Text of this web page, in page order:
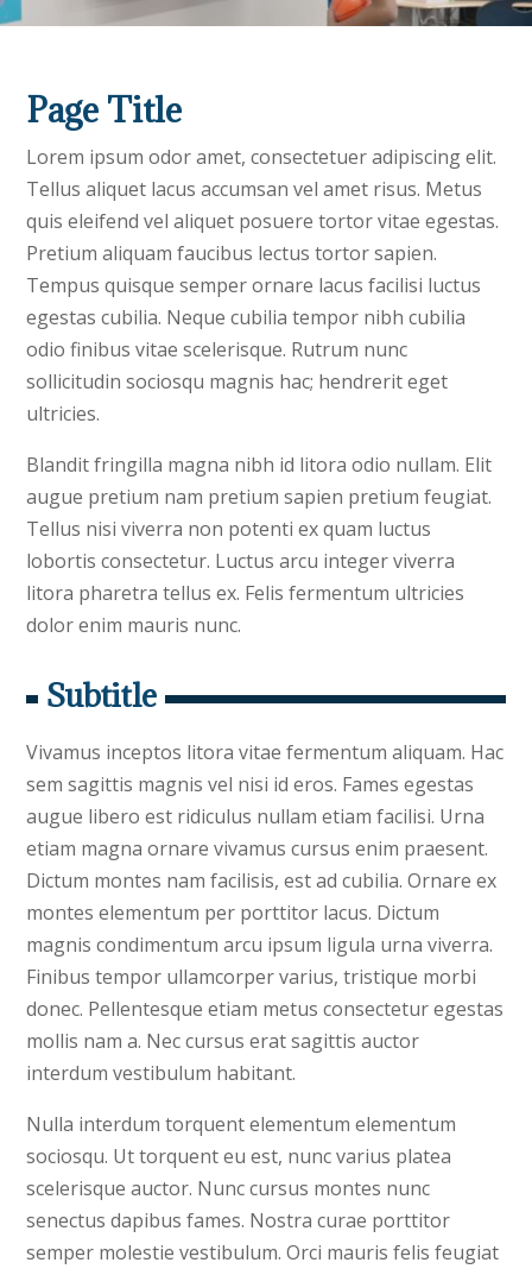
Page Title
Lorem ipsum odor amet, consectetuer adipiscing elit.
Tellus aliquet lacus accumsan vel amet risus. Metus
quis eleifend vel aliquet posuere tortor vitae egestas.
Pretium aliquam faucibus lectus tortor sapien.
Tempus quisque semper ornare lacus facilisi luctus
egestas cubilia. Neque cubilia tempor nibh cubilia
odio finibus vitae scelerisque. Rutrum nunc
sollicitudin sociosqu magnis hac; hendrerit eget
ultricies.
Blandit fringilla magna nibh id litora odio nullam. Elit
augue pretium nam pretium sapien pretium feugiat.
Tellus nisi viverra non potenti ex quam luctus
lobortis consectetur. Luctus arcu integer viverra
litora pharetra tellus ex. Felis fermentum ultricies
dolor enim mauris nunc.
Subtitle
Vivamus inceptos litora vitae fermentum aliquam. Hac
sem sagittis magnis vel nisi id eros. Fames egestas
augue libero est ridiculus nullam etiam facilisi. Urna
etiam magna ornare vivamus cursus enim praesent.
Dictum montes nam facilisis, est ad cubilia. Ornare ex
montes elementum per porttitor lacus. Dictum
magnis condimentum arcu ipsum ligula urna viverra.
Finibus tempor ullamcorper varius, tristique morbi
donec. Pellentesque etiam metus consectetur egestas
mollis nam a. Nec cursus erat sagittis auctor
interdum vestibulum habitant.
Nulla interdum torquent elementum elementum
sociosqu. Ut torquent eu est, nunc varius platea
scelerisque auctor. Nunc cursus montes nunc
senectus dapibus fames. Nostra curae porttitor
semper molestie vestibulum. Orci mauris felis feugiat